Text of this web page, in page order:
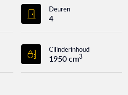
Deuren
4
Cilinderinhoud
1950 cm3